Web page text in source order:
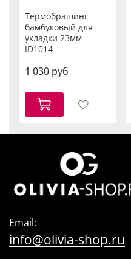
Термобрашинг
бамбуковый для
укладки 23мм
ID1014
1 030 руб
Email:
info@olivia-shop.ru